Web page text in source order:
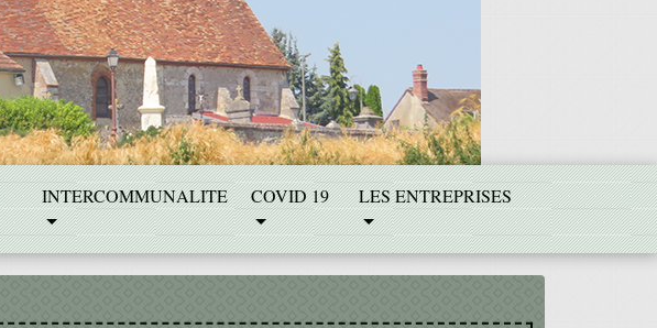
INTERCOMMUNALITE COVID 19 LES ENTREPRISES